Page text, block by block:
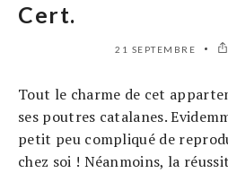
Cert.
21 SEPTEMBRE
Tout le charme de cet
ses poutres catalanes.
petit peu compliqué de
chez soi ! Néanmoins, la